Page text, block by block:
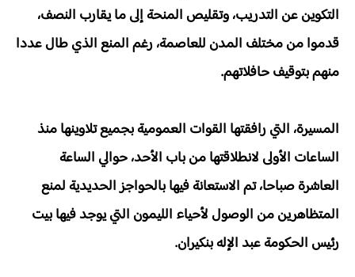
التكوين عن التدريب، وتقليص المنحة إلى ما يقارب النصف،
قدموا من مختلف المدن للعاصمة، رغم المنع الذي طال عددا
منهم بتوقيف حافلاتهم.
المسيرة، التي رافقتها القوات العمومية بجميع تلاوينها منذ
الساعات الأولى لانطلاقتها من باب الأحد، حوالي الساعة
العاشرة صباحا، تم الاستعانة فيها بالحواجز الحديدية لمنع
المتظاهرين من الوصول لأحياء الليمون التي يوجد فيها بيت
رئيس الحكومة عبد الإله بنكيران.